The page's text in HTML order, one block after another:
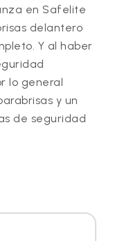
en Safelite
delantero
Y al haber
lo general
y un
de seguridad